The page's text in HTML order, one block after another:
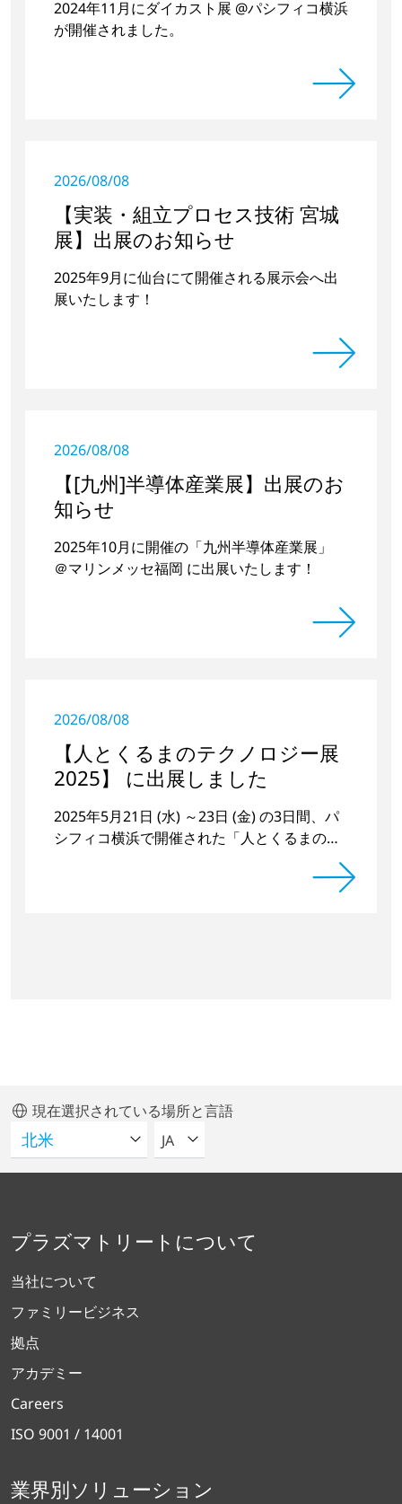
2024年11月にダイカスト展 @パシフィコ横浜
が開催されました。
2026/08/08
【実装・組立プロセス技術 宮城
展】出展のお知らせ
2025年9月に仙台にて開催される展示会へ出
展いたします！
2026/08/08
【[九州]半導体産業展】出展のお
知らせ
2025年10月に開催の「九州半導体産業展」
＠マリンメッセ福岡 に出展いたします！
2026/08/08
【人とくるまのテクノロジー展
2025】 に出展しました
2025年5月21日 (水) ～23日 (金) の3日間、パ
シフィコ横浜で開催された「人とくるまのテ
クノロジー展2025」に日本プラズマトリート
現在選択されている場所と言語
言語を選択してください
JA
プラズマトリートについて
当社について
ファミリービジネス
拠点
アカデミー
Careers
ISO 9001 / 14001
業界別ソリューション